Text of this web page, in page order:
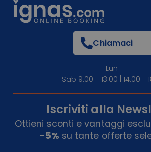
Chiamaci
Lun-
Sab 9.00 - 13.00 | 14.00 -
Iscriviti alla
Ottieni sconti e vantaggi
-5% su tante offerte